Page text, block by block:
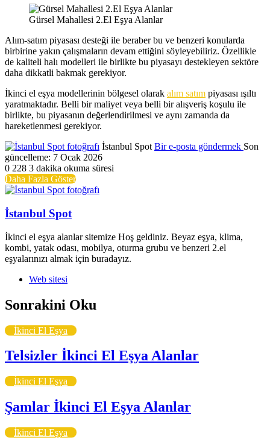
Gürsel Mahallesi 2.El Eşya Alanlar
Alım-satım piyasası desteği ile beraber bu ve benzeri konularda
birbirine yakın çalışmaların devam ettiğini söyleyebiliriz. Özellikle
de kaliteli halı modelleri ile birlikte bu piyasayı destekleyen sektöre
daha dikkatli bakmak gerekiyor.
İkinci el eşya modellerinin bölgesel olarak alım satım piyasası ışıltı
yaratmaktadır. Belli bir maliyet veya belli bir alışveriş koşulu ile
birlikte, bu piyasanın değerlendirilmesi ve aynı zamanda da
hareketlenmesi gerekiyor.
İstanbul Spot Bir e-posta göndermek Son
güncelleme: 7 Ocak 2026
0 228 3 dakika okuma süresi
Daha Fazla Göster
İstanbul Spot
İkinci el eşya alanlar sitemize Hoş geldiniz. Beyaz eşya, klima,
kombi, yatak odası, mobilya, oturma grubu ve benzeri 2.el
eşyalarınızı almak için buradayız.
Web sitesi
Sonrakini Oku
İkinci El Eşya
Telsizler İkinci El Eşya Alanlar
İkinci El Eşya
Şamlar İkinci El Eşya Alanlar
İkinci El Eşya